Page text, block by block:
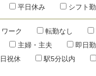
平日休み シフト
ーク 転勤なし
主婦・主夫 即日
祝休 駅5分以内